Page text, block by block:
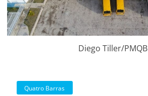
Diego Tiller/PMQB
Quatro Barras